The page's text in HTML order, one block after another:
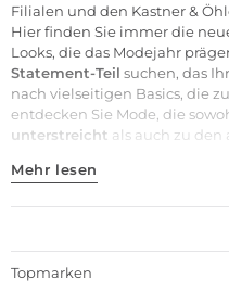
Filialen und den Kastner &
Hier finden Sie immer die
Looks, die das Modejahr
Statement-Teil suchen, das
nach vielseitigen Basics, die
entdecken Sie Mode, die
unterstreicht als auch zu den
Mehr lesen
Topmarken